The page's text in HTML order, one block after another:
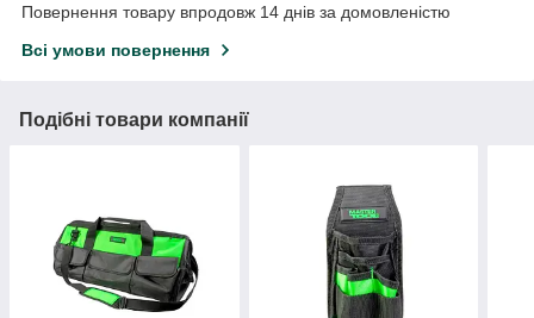
Повернення товару впродовж 14 днів за домовленістю
Всі умови повернення
Подібні товари компанії